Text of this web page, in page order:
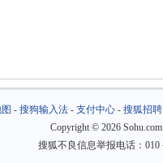
- 搜狗输入法- 支付中心- 搜狐招聘
Copyright © 2026
搜狐不良信息举报电话：010